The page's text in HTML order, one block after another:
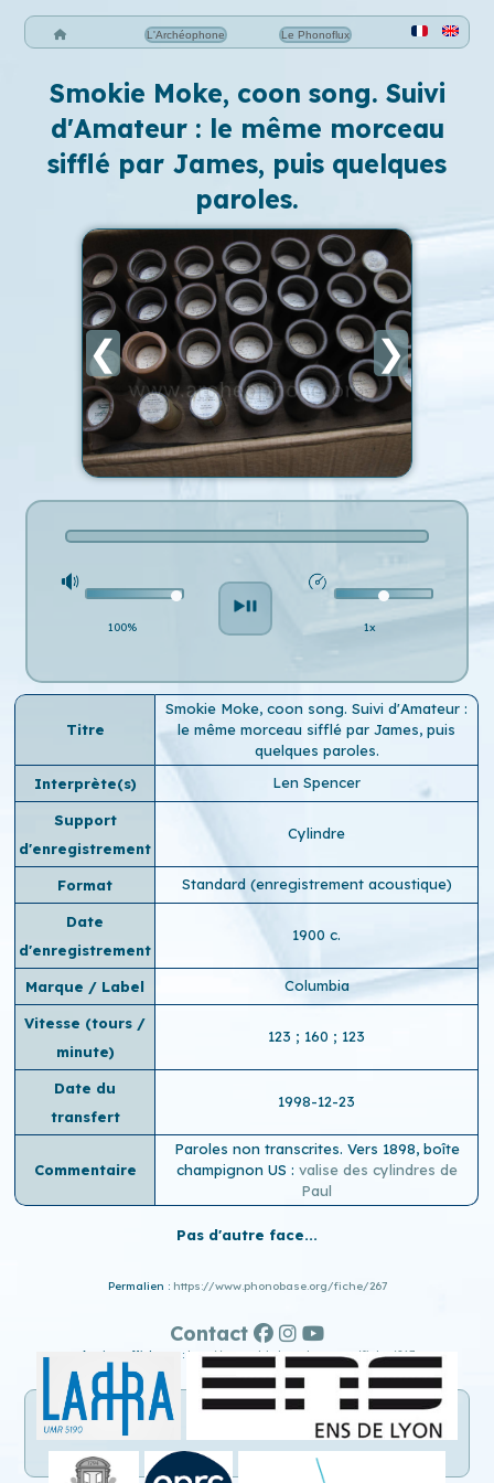
L'Archéophone Le Phonoflux
Smokie Moke, coon song. Suivi
d'Amateur : le même morceau
sifflé par James, puis quelques
paroles.
❮ ❯
100% 1x
Titre
Smokie Moke, coon song. Suivi d'Amateur :
le même morceau sifflé par James, puis
quelques paroles.
Interprète(s)
Len Spencer
Support
d'enregistrement
Cylindre
Format Standard (enregistrement acoustique)
Date
d'enregistrement
1900 c.
Marque / Label Columbia
Vitesse (tours /
minute)
123 ; 160 ; 123
Date du
transfert
1998-12-23
Commentaire
Paroles non transcrites. Vers 1898, boîte
champignon US : valise des cylindres de
Paul
Pas d'autre face...
Permalien : https://www.phonobase.org/fiche/267
Ancien affichage : http://www.old.phonobase.org/fiche/267
Contact